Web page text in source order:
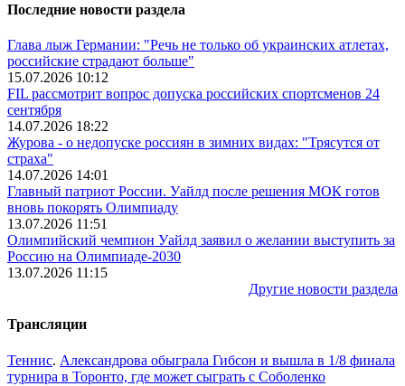
Последние новости раздела
Глава лыж Германии: "Речь не только об украинских атлетах,
российские страдают больше"
15.07.2026 10:12
FIL рассмотрит вопрос допуска российских спортсменов 24
сентября
14.07.2026 18:22
Журова - о недопуске россиян в зимних видах: "Трясутся от
страха"
14.07.2026 14:01
Главный патриот России. Уайлд после решения МОК готов
вновь покорять Олимпиаду
13.07.2026 11:51
Олимпийский чемпион Уайлд заявил о желании выступить за
Россию на Олимпиаде-2030
13.07.2026 11:15
Другие новости раздела
Трансляции
Теннис. Александрова обыграла Гибсон и вышла в 1/8 финала
турнира в Торонто, где может сыграть с Соболенко